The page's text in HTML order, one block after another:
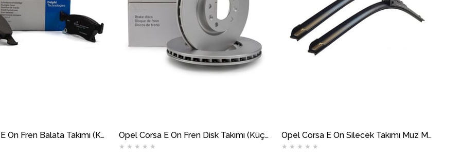
Opel Corsa E Ön Fren Balata Takımı (Küçük Tip) DELPHİ Opel Corsa E Ön Fren Disk Takımı (Küçük Tip) DELPHİ
★ ★ ★ ★ ★
Opel Corsa E Ön Silecek Takımı Muz MAXTEL
★ ★ ★ ★ ★